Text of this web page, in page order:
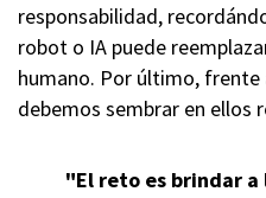
responsabilidad,
robot o IA puede
humano. Por último, frente
debemos sembrar en ellos
"El reto es brindar